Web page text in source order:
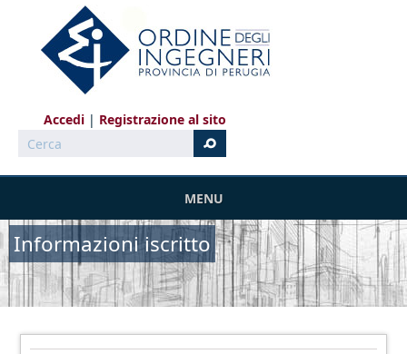
Salta al contenuto principale
Accedi
Registrazione al sito
Cerca
MENU
Informazioni iscritto